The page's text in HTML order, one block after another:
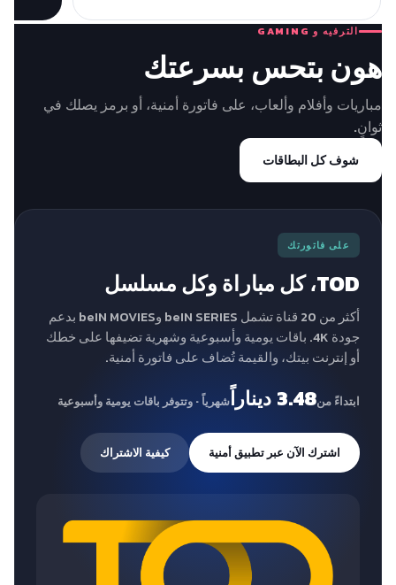
الترفيه و GAMING
هون بتحس بسرعتك
مباريات وأفلام وألعاب، على فاتورة أمنية، أو برمز يصلك في
ثوانٍ.
شوف كل البطاقات
على فاتورتك
TOD، كل مباراة وكل مسلسل
أكثر من 20 قناة تشمل beIN SERIES وbeIN MOVIES بدعم
جودة 4K. باقات يومية وأسبوعية وشهرية تضيفها على خطك
أو إنترنت بيتك، والقيمة تُضاف على فاتورة أمنية.
ابتداءً من3.48 ديناراً شهرياً · وتتوفر باقات يومية وأسبوعية
اشترك الآن عبر تطبيق أمنية كيفية الاشتراك